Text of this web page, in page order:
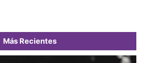
Más Recientes